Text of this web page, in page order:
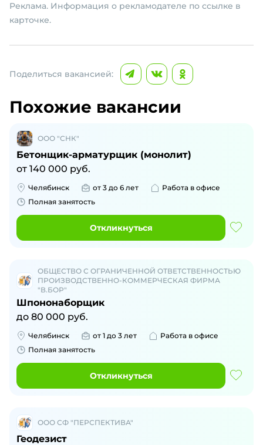
Реклама. Информация о рекламодателе по ссылке в
карточке.
Поделиться вакансией:
Похожие вакансии
ООО "СНК"
Бетонщик-арматурщик (монолит)
от 140 000 руб.
Челябинск от 3 до 6 лет
Работа в офисе
Полная занятость
Откликнуться
ОБЩЕСТВО С ОГРАНИЧЕННОЙ ОТВЕТСТВЕННОСТЬЮ
ПРОИЗВОДСТВЕННО-КОММЕРЧЕСКАЯ ФИРМА
"В.БОР"
Шпононаборщик
до 80 000 руб.
Челябинск от 1 до 3 лет
Работа в офисе
Полная занятость
Откликнуться
ООО СФ "ПЕРСПЕКТИВА"
Геодезист